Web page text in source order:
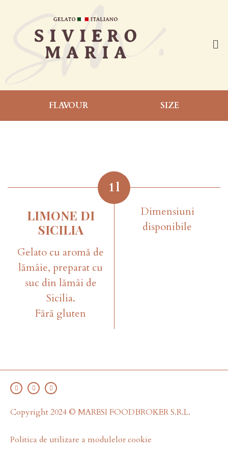
FLAVOUR SIZE
1l
LIMONE DI
SICILIA
Gelato cu aromă de
lămâie, preparat cu
suc din lămâi de
Sicilia.
Fără gluten
Dimensiuni
disponibile
Copyright 2024 © MARESI FOODBROKER S.R.L.
Politica de utilizare a modulelor cookie